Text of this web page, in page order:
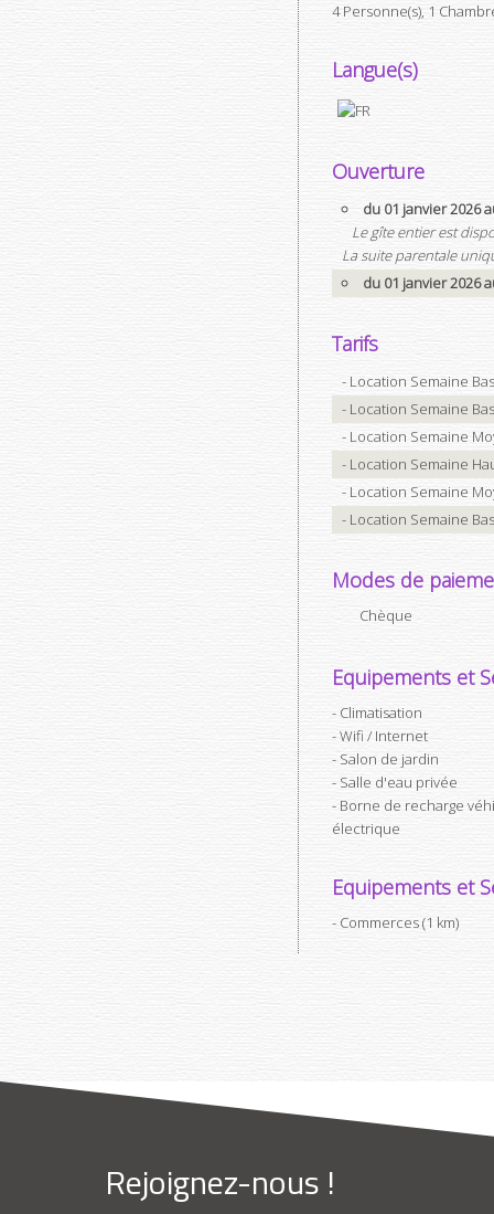
4 Personne(s), 1
Langue(s)
Ouverture
du 01 janvier 2026
Le gîte entier est
La suite parentale
du 01 janvier 2026
Tarifs
- Location Semaine
- Location Semaine
- Location Semaine
- Location Semaine
- Location Semaine
- Location Semaine
Modes de
Chèque
Equipements et
Climatisation
Wifi / Internet
Salon de jardin
Salle d'eau privée
Borne de recharge
électrique
Equipements et
Commerces (1 km)
Rejoignez-nous !